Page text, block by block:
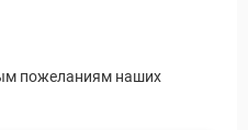
пожеланиям наших